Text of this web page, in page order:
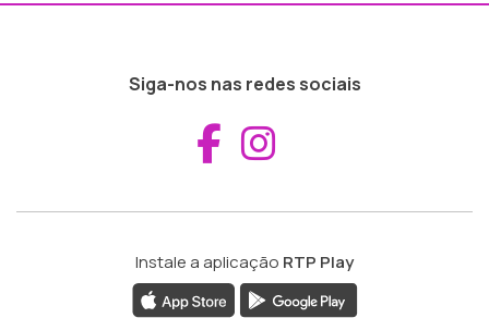
Siga-nos nas redes sociais
Aceder ao
Instale a aplicação RTP Play